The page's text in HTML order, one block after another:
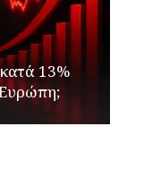
13%
Ευρώπη;